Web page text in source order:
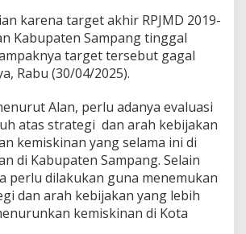
karena target akhir RPJMD 2019-
Kabupaten Sampang tinggal
target tersebut gagal
Rabu (30/04/2025).
Alan, perlu adanya evaluasi
atas strategi dan arah kebijakan
kemiskinan yang selama ini di
di Kabupaten Sampang. Selain
perlu dilakukan guna menemukan
dan arah kebijakan yang lebih
kemiskinan di Kota